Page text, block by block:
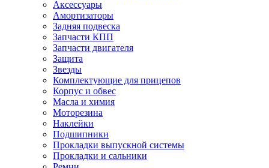
Аксессуары
Амортизаторы
Задняя подвеска
Запчасти КПП
Запчасти двигателя
Защита
Звезды
Комплектующие для прицепов
Корпус и обвес
Масла и химия
Моторезина
Наклейки
Подшипники
Прокладки выпускной системы
Прокладки и сальники